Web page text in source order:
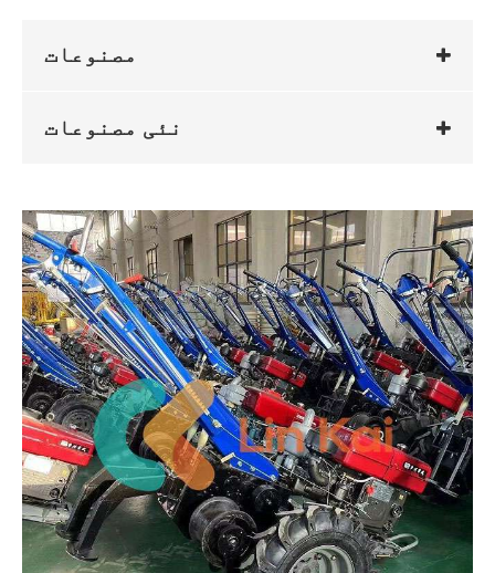
مصنوعات
نئی مصنوعات